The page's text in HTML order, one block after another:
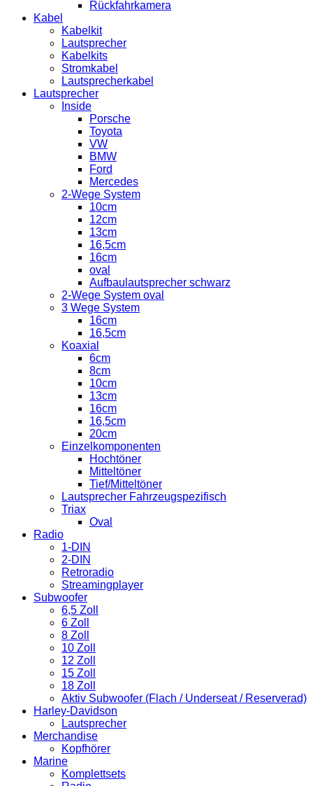
Rückfahrkamera
Kabel
Kabelkit
Lautsprecher
Kabelkits
Stromkabel
Lautsprecherkabel
Lautsprecher
Inside
Porsche
Toyota
VW
BMW
Ford
Mercedes
2-Wege System
10cm
12cm
13cm
16,5cm
16cm
oval
Aufbaulautsprecher schwarz
2-Wege System oval
3 Wege System
16cm
16,5cm
Koaxial
6cm
8cm
10cm
13cm
16cm
16,5cm
20cm
Einzelkomponenten
Hochtöner
Mitteltöner
Tief/Mitteltöner
Lautsprecher Fahrzeugspezifisch
Triax
Oval
Radio
1-DIN
2-DIN
Retroradio
Streamingplayer
Subwoofer
6,5 Zoll
6 Zoll
8 Zoll
10 Zoll
12 Zoll
15 Zoll
18 Zoll
Aktiv Subwoofer (Flach / Underseat / Reserverad)
Harley-Davidson
Lautsprecher
Merchandise
Kopfhörer
Marine
Komplettsets